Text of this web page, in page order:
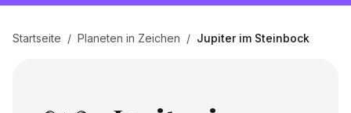
Startseite / Planeten in Zeichen / Jupiter im Steinbock